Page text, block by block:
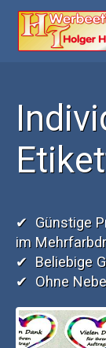
Home
Online-
Materialauswahl
Kontakt
✔ Günstige
im
✔ Beliebige
✔ Ohne